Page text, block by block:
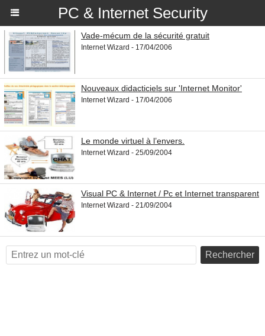
PC & Internet Security
Vade-mécum de la sécurité gratuit
Internet Wizard - 17/04/2006
Nouveaux didacticiels sur 'Internet Monitor'
Internet Wizard - 17/04/2006
Le monde virtuel à l’envers.
Internet Wizard - 25/09/2004
Visual PC & Internet / Pc et Internet transparent
Internet Wizard - 21/09/2004
Rechercher